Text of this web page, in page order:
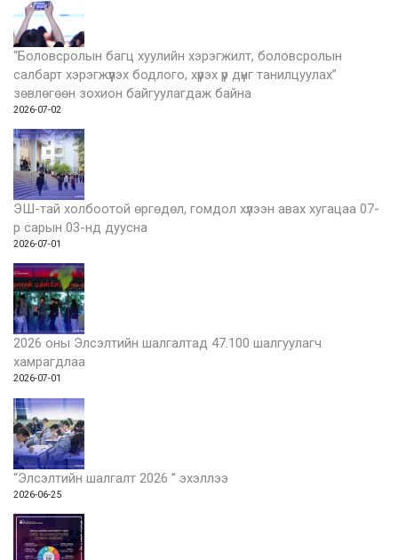
“Боловсролын багц хуулийн хэрэгжилт, боловсролын
салбарт хэрэгжүүлэх бодлого, хүрэх үр дүнг танилцуулах”
зөвлөгөөн зохион байгуулагдаж байна
2026-07-02
ЭШ-тай холбоотой өргөдөл, гомдол хүлээн авах хугацаа 07-
р сарын 03-нд дуусна
2026-07-01
2026 оны Элсэлтийн шалгалтад 47.100 шалгуулагч
хамрагдлаа
2026-07-01
“Элсэлтийн шалгалт 2026 ” эхэллээ
2026-06-25